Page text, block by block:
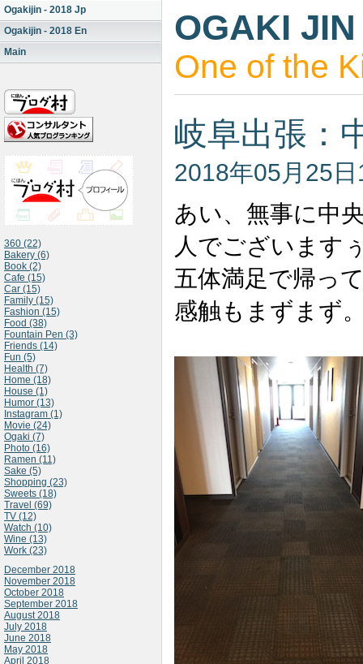
Ogakijin - 2018 Jp
Ogakijin - 2018 En
Main
360 (22)
Bakery (6)
Book (2)
Cafe (15)
Car (15)
Family (15)
Fashion (15)
Food (38)
Fountain Pen (3)
Friends (14)
Fun (5)
Health (7)
Home (18)
House (1)
Humor (13)
Instagram (1)
Movie (24)
Ogaki (7)
Photo (16)
Ramen (11)
Sake (5)
Shopping (23)
Sweets (18)
Travel (69)
TV (12)
Watch (10)
Wine (13)
Work (23)
December 2018
November 2018
October 2018
September 2018
August 2018
July 2018
June 2018
May 2018
April 2018
OGAKI JIN
One of the
岐阜出張：
2018年05月25
あい、無事に中
人でございます
五体満足で帰っ
感触もまずまず